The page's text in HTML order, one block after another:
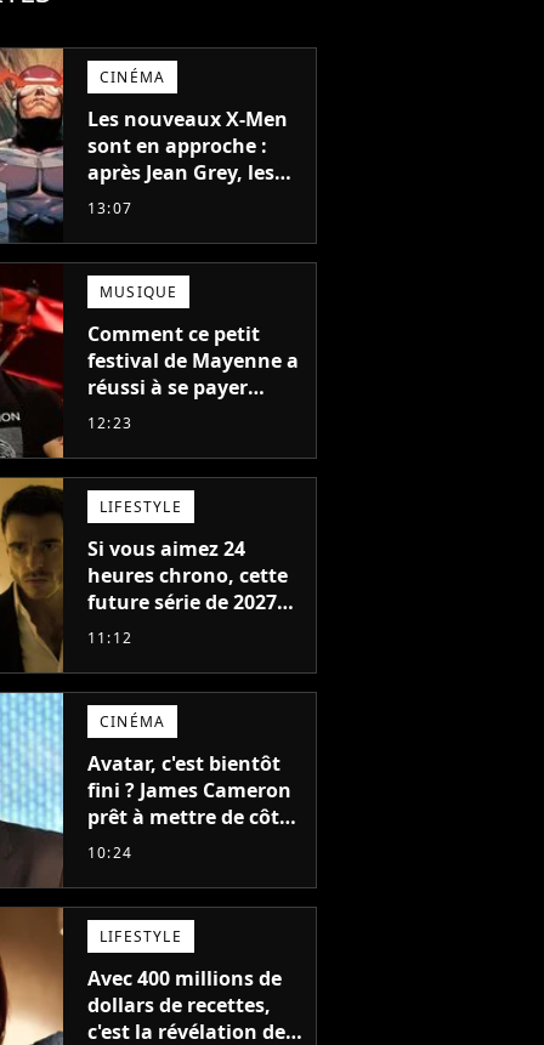
CINÉMA
Les nouveaux X-Men
sont en approche :
après Jean Grey, les
acteurs qui vont jouer
Cyclope trouvés !
13:07
MUSIQUE
Comment ce petit
festival de Mayenne a
réussi à se payer
Robbie Williams, Jul et
12:23
LIFESTYLE
Si vous aimez 24
heures chrono, cette
future série de 2027
va devenir votre
11:12
CINÉMA
Avatar, c'est bientôt
fini ? James Cameron
prêt à mettre de côté
sa saga de science-
de recettes
10:24
LIFESTYLE
Avec 400 millions de
dollars de recettes,
c'est la révélation de